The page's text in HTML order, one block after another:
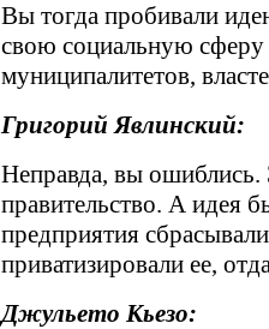
Вы тогда пробивали
свою социальную сферу
муниципалитетов,
Григорий Явлинский:
Неправда, вы ошиблись.
правительство. А идея
предприятия
приватизировали ее,
Джульето Кьезо: